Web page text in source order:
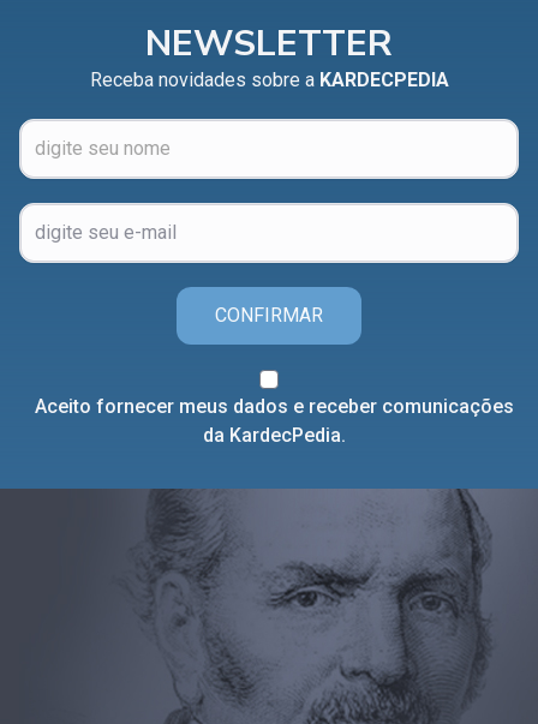
NEWSLETTER
Receba novidades sobre a KARDECPEDIA
CONFIRMAR
Aceito fornecer meus dados e receber comunicações
da KardecPedia.